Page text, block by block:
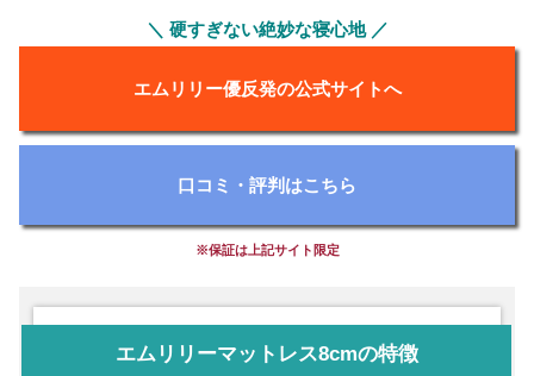
＼ 硬すぎない絶妙な寝心地 ／
エムリリー優反発の公式サイトへ
口コミ・評判はこちら
※保証は上記サイト限定
エムリリーマットレス8cmの特徴